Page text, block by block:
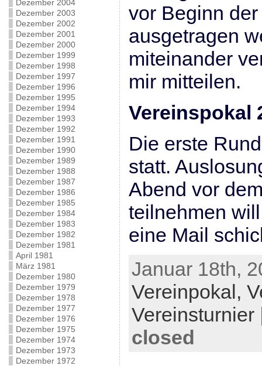
Dezember 2004
Dezember 2003
Dezember 2002
Dezember 2001
Dezember 2000
Dezember 1999
Dezember 1998
Dezember 1997
Dezember 1996
Dezember 1995
Dezember 1994
Dezember 1993
Dezember 1992
Dezember 1991
Dezember 1990
Dezember 1989
Dezember 1988
Dezember 1987
Dezember 1986
Dezember 1985
Dezember 1984
Dezember 1983
Dezember 1982
Dezember 1981
April 1981
März 1981
Dezember 1980
Dezember 1979
Dezember 1978
Dezember 1977
Dezember 1976
Dezember 1975
Dezember 1974
Dezember 1973
Dezember 1972
vor Beginn
ausgetragen
miteinander
mir mitteilen.
Vereinspokal
Die erste
statt.
Abend vor
teilnehmen
eine Mail
Januar 18th,
Vereinpokal,
Vereinsturnier
closed